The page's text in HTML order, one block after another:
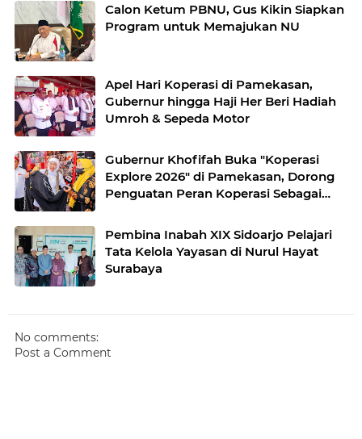
Calon Ketum PBNU, Gus Kikin Siapkan
Program untuk Memajukan NU
Apel Hari Koperasi di Pamekasan,
Gubernur hingga Haji Her Beri Hadiah
Umroh & Sepeda Motor
Gubernur Khofifah Buka "Koperasi
Explore 2026" di Pamekasan, Dorong
Penguatan Peran Koperasi Sebagai
Sekaligus Perluas Akses Promosi
Pelaku UMKM
Pembina Inabah XIX Sidoarjo Pelajari
Tata Kelola Yayasan di Nurul Hayat
Surabaya
No comments:
Post a Comment